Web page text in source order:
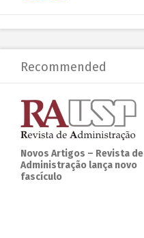
Recommended
Novos Artigos – Revista de
Administração lança novo
fascículo